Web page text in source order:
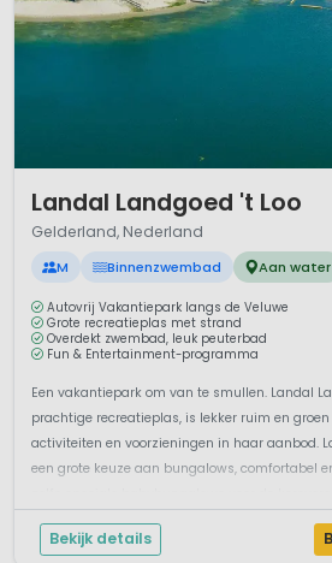
Landal Landgoed 't Loo
Gelderland, Nederland
M Binnenzwembad Aan water
Autovrij Vakantiepark langs de Veluwe
Grote recreatieplas met strand
Overdekt zwembad, leuk peuterbad
Fun & Entertainment-programma
Een vakantiepark om van te smullen. Landal
prachtige recreatieplas, is lekker ruim en
activiteiten en voorzieningen in haar aanbod.
een grote keuze aan bungalows, comfortabel
Bekijk details